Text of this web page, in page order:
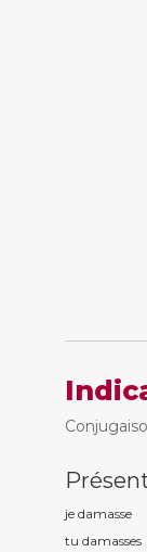
je damasse
tu damasses